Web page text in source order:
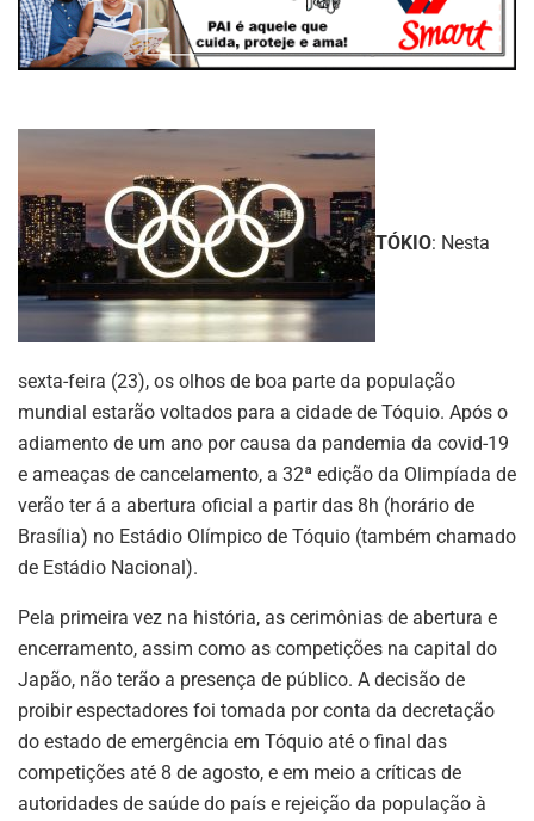
TÓKIO: Nesta
sexta-feira (23), os olhos de boa parte da população
mundial estarão voltados para a cidade de Tóquio. Após o
adiamento de um ano por causa da pandemia da covid-19
e ameaças de cancelamento, a 32ª edição da Olimpíada de
verão ter á a abertura oficial a partir das 8h (horário de
Brasília) no Estádio Olímpico de Tóquio (também chamado
de Estádio Nacional).
Pela primeira vez na história, as cerimônias de abertura e
encerramento, assim como as competições na capital do
Japão, não terão a presença de público. A decisão de
proibir espectadores foi tomada por conta da decretação
do estado de emergência em Tóquio até o final das
competições até 8 de agosto, e em meio a críticas de
autoridades de saúde do país e rejeição da população à